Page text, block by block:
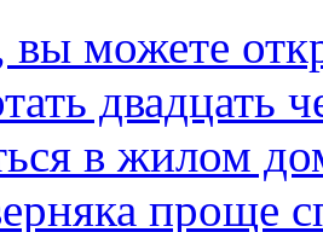
можете
двадцать
в жилом
проще